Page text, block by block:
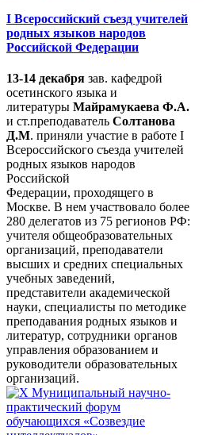
I Всероссийский съезд учителей
родных языков народов
Российской Федерации
13-14 декабря зав. кафедрой
осетинского языка и
литературы Майрамукаева Ф.А.
и ст.преподаватель Солтанова
Д.М. приняли участие в работе I
Всероссийского съезда учителей
родных языков народов
Российской
Федерации, проходящего в
Москве. В нем участвовало более
280 делегатов из 75 регионов РФ:
учителя общеобразовательных
организаций, преподаватели
высших и средних специальных
учебных заведений,
представители академической
науки, специалисты по методике
преподавания родных языков и
литератур, сотрудники органов
управления образованием и
руководители образовательных
организаций.